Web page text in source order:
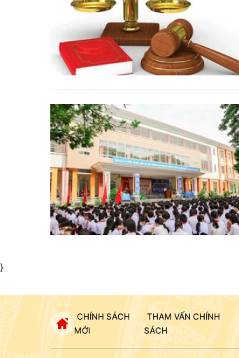
}
CHÍNH SÁCH
MỚI
THAM VẤN CHÍNH
SÁCH